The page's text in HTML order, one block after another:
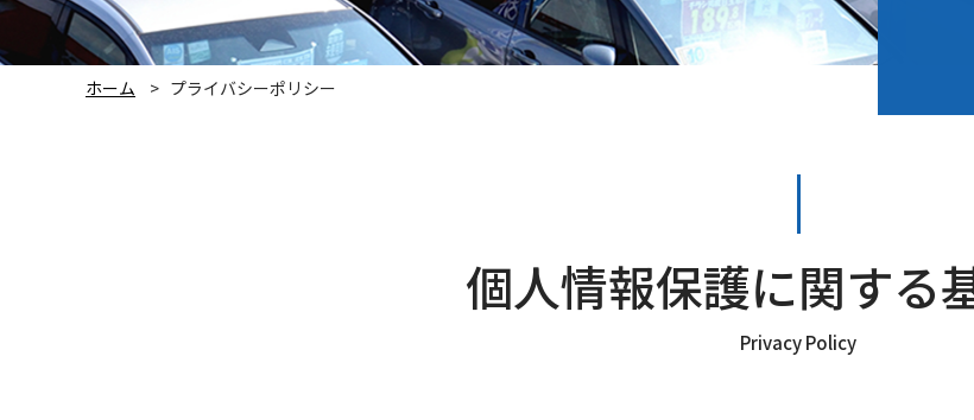
ホーム プライバシーポリシー
個人情報保護に関する
Privacy Policy